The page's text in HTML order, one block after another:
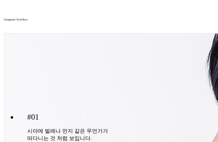
Gangnam EyeOnce
#01
시야에 벌레나 먼지 같은 무언가가
떠다니는 것 처럼 보입니다.